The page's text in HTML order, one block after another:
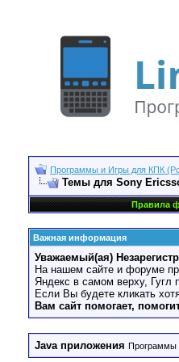
Программы и Игры для КПК
Темы для Sony
Правила
Важная информация
Уважаемый(ая)
На нашем сайте и форуме
Яндекс в самом верху, Гугл
Если Вы будете кликать
Вам сайт помогает,
Java приложения Программы